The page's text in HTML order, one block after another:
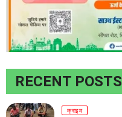
RECENT POSTS
क्राइम